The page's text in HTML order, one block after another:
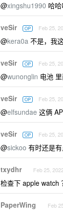
@xingshu1990 哈
veSir OP Feb 25,
@kera0a 不是，我
veSir OP Feb 25,
@wunonglin 电池
veSir OP Feb 25,
@elfsundae 这俩
veSir OP Feb 25,
@sickoo 有时还是
txydhr Feb 25,
检查下 apple watch
PaperWing Feb